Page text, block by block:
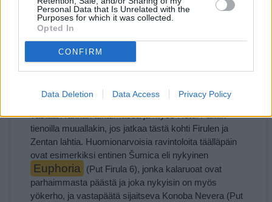
Personal Data that Is Unrelated with the
Purposes for which it was collected.
Opted In
CONFIRM
Data Deletion Data Access Privacy Policy
Lučac, Manuš ja Bačvice
Lisää ruokapaikkoja on Bačvice-rannalla olevassa
kompleksissa ja sen ympäristössä, ja tämähän on
kaupungin yöelämän keskus. Lisää ravintoloita tulee
vastaan rannan tuntumassa ja myös Hotel Parkin
tienoilla muuallakin, jos jatkaa tästä kohti Firulen ja
Zentan lahtia. Huomionarvoisia ravintoloita täälläpäin
ovat esimerkiksi entinen Šumica eli nykyinen
Euphoria
(Put Firula 6), jonka kalaruoat ovat
parhaimmasta päästä ja joka nykyisin on myös
yökerho, ja vastapäätä sijaitseva Konoba Nevera (Put